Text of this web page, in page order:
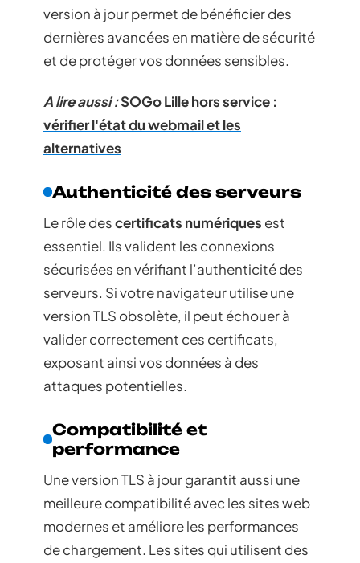
version à jour permet de bénéficier des
dernières avancées en matière de sécurité
et de protéger vos données sensibles.
A lire aussi :SOGo Lille hors service :
vérifier l'état du webmail et les
alternatives
Authenticité des serveurs
Le rôle descertificats numériques est
essentiel. Ils valident les connexions
sécurisées en vérifiant l’authenticité des
serveurs. Si votre navigateur utilise une
version TLS obsolète, il peut échouer à
valider correctement ces certificats,
exposant ainsi vos données à des
attaques potentielles.
Compatibilité et
performance
Une version TLS à jour garantit aussi une
meilleure compatibilité avec les sites web
modernes et améliore les performances
de chargement. Les sites qui utilisent des